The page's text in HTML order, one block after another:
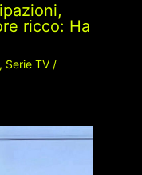
ricco: Ha
Serie TV/